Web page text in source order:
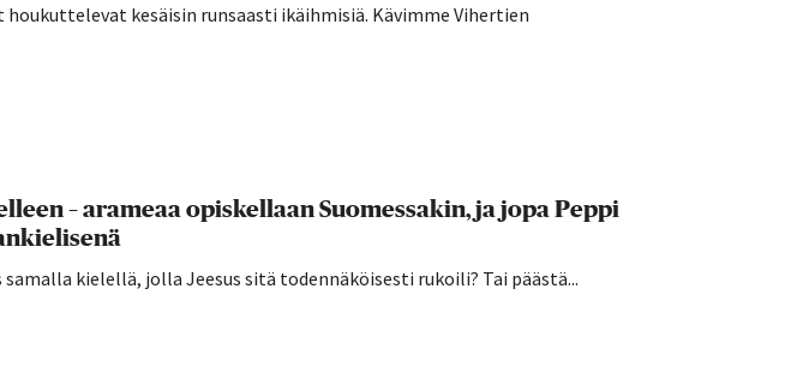
kesäisin runsaasti ikäihmisiä. Kävimme Vihertien
– arameaa opiskellaan Suomessakin, ja jopa Peppi
kielellä, jolla Jeesus sitä todennäköisesti rukoili? Tai päästä...